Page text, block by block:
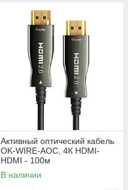
Активный оптический кабель
OK-WIRE-AOC, 4К HDMI-
HDMI - 100м
В наличии